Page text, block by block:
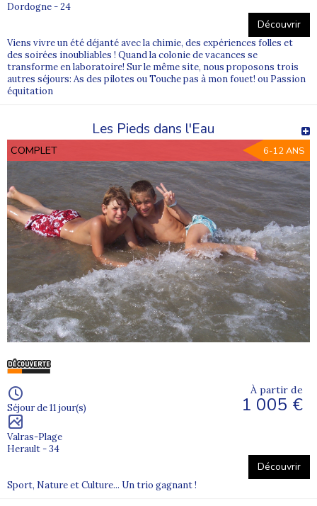
Dordogne - 24
Découvrir
Viens vivre un été déjanté avec la chimie, des expériences folles et
des soirées inoubliables ! Quand la colonie de vacances se
transforme en laboratoire! Sur le même site, nous proposons trois
autres séjours: As des pilotes ou Touche pas à mon fouet! ou Passion
équitation
Les Pieds dans l'Eau
COMPLET 6-12 ANS
Séjour de 11 jour(s)
Valras-Plage
Herault - 34
À partir de
1 005 €
Découvrir
Sport, Nature et Culture... Un trio gagnant !